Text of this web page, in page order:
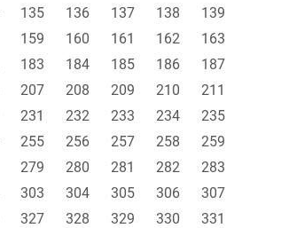
135 136 137 138
139
159 160 161 162
163
183 184 185 186
187
207 208 209 210
211
231 232 233 234
235
255 256 257 258
259
279 280 281 282
283
303 304 305 306
307
327 328 329 330
331